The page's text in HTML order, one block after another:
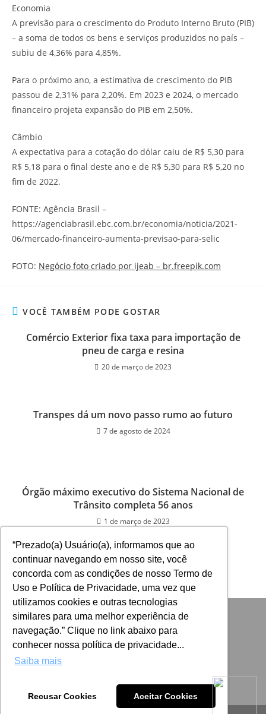
“Prezado(a) Usuário(a), informamos que ao
continuar navegando em nosso site, você
concorda com as condições de nosso Termo de
Uso e Política de Privacidade, uma vez que
utilizamos cookies e outras tecnologias
similares para uma melhor experiência de
navegação.” Clique no link abaixo para
conhecer nossa política de privacidade...
Saiba mais
Recusar Cookies Aceitar Cookies
Economia
A previsão para o crescimento do Produto Interno Bruto (PIB)
– a soma de todos os bens e serviços produzidos no país –
subiu de 4,36% para 4,85%.
Para o próximo ano, a estimativa de crescimento do PIB
passou de 2,31% para 2,20%. Em 2023 e 2024, o mercado
financeiro projeta expansão do PIB em 2,50%.
Câmbio
A expectativa para a cotação do dólar caiu de R$ 5,30 para
R$ 5,18 para o final deste ano e de R$ 5,30 para R$ 5,20 no
fim de 2022.
FONTE: Agência Brasil –
https://agenciabrasil.ebc.com.br/economia/noticia/2021-
06/mercado-financeiro-aumenta-previsao-para-selic
FOTO: Negócio foto criado por ijeab – br.freepik.com
VOCÊ TAMBÉM PODE GOSTAR
Comércio Exterior fixa taxa para importação de
pneu de carga e resina
20 de março de 2023
Transpes dá um novo passo rumo ao futuro
7 de agosto de 2024
Órgão máximo executivo do Sistema Nacional de
Trânsito completa 56 anos
1 de março de 2023